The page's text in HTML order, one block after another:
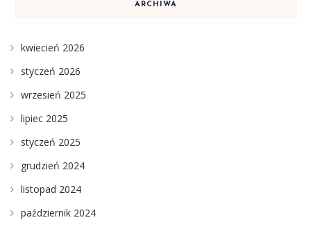
ARCHIWA
kwiecień 2026
styczeń 2026
wrzesień 2025
lipiec 2025
styczeń 2025
grudzień 2024
listopad 2024
październik 2024